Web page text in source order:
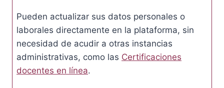
Pueden actualizar sus datos personales o
laborales directamente en la plataforma, sin
necesidad de acudir a otras instancias
administrativas, como las Certificaciones
docentes en línea.